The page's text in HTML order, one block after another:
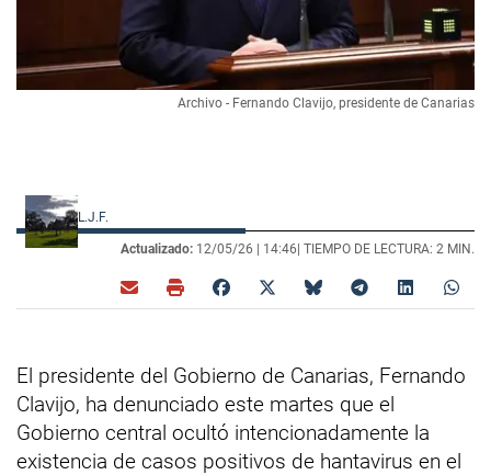
Archivo - Fernando Clavijo, presidente de Canarias
L.J.F.
Actualizado: 12/05/26 | 14:46| TIEMPO DE LECTURA: 2 MIN.
El presidente del Gobierno de Canarias, Fernando
Clavijo, ha denunciado este martes que el
Gobierno central ocultó intencionadamente la
existencia de casos positivos de hantavirus en el